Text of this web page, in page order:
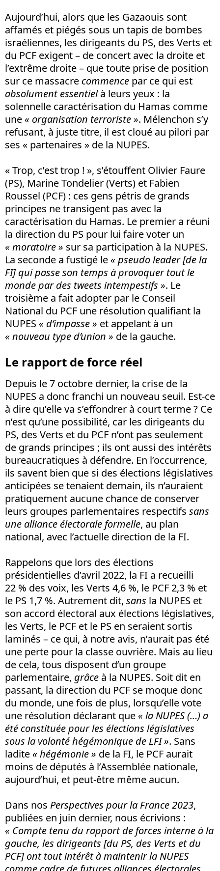
Aujourd’hui, alors que les Gazaouis sont
affamés et piégés sous un tapis de bombes
israéliennes, les dirigeants du PS, des Verts et
du PCF exigent – de concert avec la droite et
l’extrême droite – que toute prise de position
sur ce massacre commence par ce qui est
absolument essentielà leurs yeux : la
solennelle caractérisation du Hamas comme
une « organisation terroriste ». Mélenchon s’y
refusant, à juste titre, il est cloué au pilori par
ses « partenaires » de la NUPES.
« Trop, c’est trop ! », s’étouffent Olivier Faure
(PS), Marine Tondelier (Verts) et Fabien
Roussel (PCF) : ces gens pétris de grands
principes ne transigent pas avec la
caractérisation du Hamas. Le premier a réuni
la direction du PS pour lui faire voter un
« moratoire » sur sa participation à la NUPES.
La seconde a fustigé le « pseudo leader [de la
FI] qui passe son temps à provoquer tout le
monde par des tweets intempestifs ». Le
troisième a fait adopter par le Conseil
National du PCF une résolution qualifiant la
NUPES « d’impasse » et appelant à un
« nouveau type d’union » de la gauche.
Le rapport de force réel
Depuis le 7 octobre dernier, la crise de la
NUPES a donc franchi un nouveau seuil. Est-ce
à dire qu’elle va s’effondrer à court terme ? Ce
n’est qu’une possibilité, car les dirigeants du
PS, des Verts et du PCF n’ont pas seulement
de grands principes ; ils ont aussi des intérêts
bureaucratiques à défendre. En l’occurrence,
ils savent bien que si des élections législatives
anticipées se tenaient demain, ils n’auraient
pratiquement aucune chance de conserver
leurs groupes parlementaires respectifs sans
une alliance électorale formelle, au plan
national, avec l’actuelle direction de la FI.
Rappelons que lors des élections
présidentielles d’avril 2022, la FI a recueilli
22 % des voix, les Verts 4,6 %, le PCF 2,3 % et
le PS 1,7 %. Autrement dit, sans la NUPES et
son accord électoral aux élections législatives,
les Verts, le PCF et le PS en seraient sortis
laminés – ce qui, à notre avis, n’aurait pas été
une perte pour la classe ouvrière. Mais au lieu
de cela, tous disposent d’un groupe
parlementaire, grâce à la NUPES. Soit dit en
passant, la direction du PCF se moque donc
du monde, une fois de plus, lorsqu’elle vote
une résolution déclarant que « la NUPES (…) a
été constituée pour les élections législatives
sous la volonté hégémonique de LFI ». Sans
ladite « hégémonie » de la FI, le PCF aurait
moins de députés à l’Assemblée nationale,
aujourd’hui, et peut-être même aucun.
Dans nos Perspectives pour la France 2023,
publiées en juin dernier, nous écrivions :
« Compte tenu du rapport de forces interne à la
gauche, les dirigeants [du PS, des Verts et du
PCF] ont tout intérêt à maintenir la NUPES